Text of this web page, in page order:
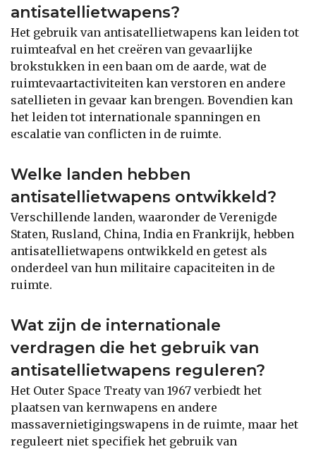
antisatellietwapens?
Het gebruik van antisatellietwapens kan leiden tot
ruimteafval en het creëren van gevaarlijke
brokstukken in een baan om de aarde, wat de
ruimtevaartactiviteiten kan verstoren en andere
satellieten in gevaar kan brengen. Bovendien kan
het leiden tot internationale spanningen en
escalatie van conflicten in de ruimte.
Welke landen hebben
antisatellietwapens ontwikkeld?
Verschillende landen, waaronder de Verenigde
Staten, Rusland, China, India en Frankrijk, hebben
antisatellietwapens ontwikkeld en getest als
onderdeel van hun militaire capaciteiten in de
ruimte.
Wat zijn de internationale
verdragen die het gebruik van
antisatellietwapens reguleren?
Het Outer Space Treaty van 1967 verbiedt het
plaatsen van kernwapens en andere
massavernietigingswapens in de ruimte, maar het
reguleert niet specifiek het gebruik van